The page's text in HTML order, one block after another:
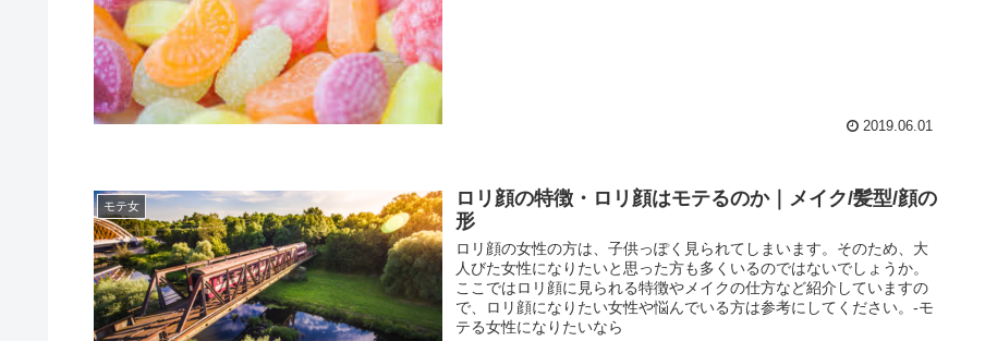
2019.06.01
モテ女
ロリ顔の特徴・ロリ顔はモテるのか｜メイク/髪型/顔の
形
ロリ顔の女性の方は、子供っぽく見られてしまいます。そのため、大
人びた女性になりたいと思った方も多くいるのではないでしょうか。
ここではロリ顔に見られる特徴やメイクの仕方など紹介していますの
で、ロリ顔になりたい女性や悩んでいる方は参考にしてください。-モ
テる女性になりたいなら